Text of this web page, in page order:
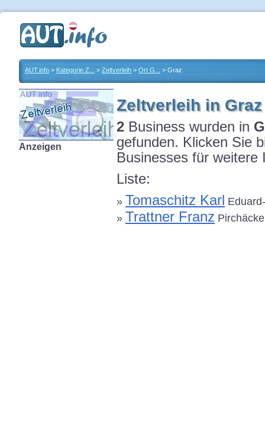
AUT.info > Kategorie Z... > Zeltverleih > Ort G... > Graz
Anzeigen
Zeltverleih in Graz
2 Business wurden in
gefunden. Klicken Sie
Businesses für weitere
Liste:
» Tomaschitz Karl
» Trattner Franz